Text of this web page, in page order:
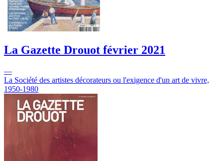
La Gazette Drouot février 2021
—
La Société des artistes décorateurs ou l'exigence d'un art de vivre,
1950-1980